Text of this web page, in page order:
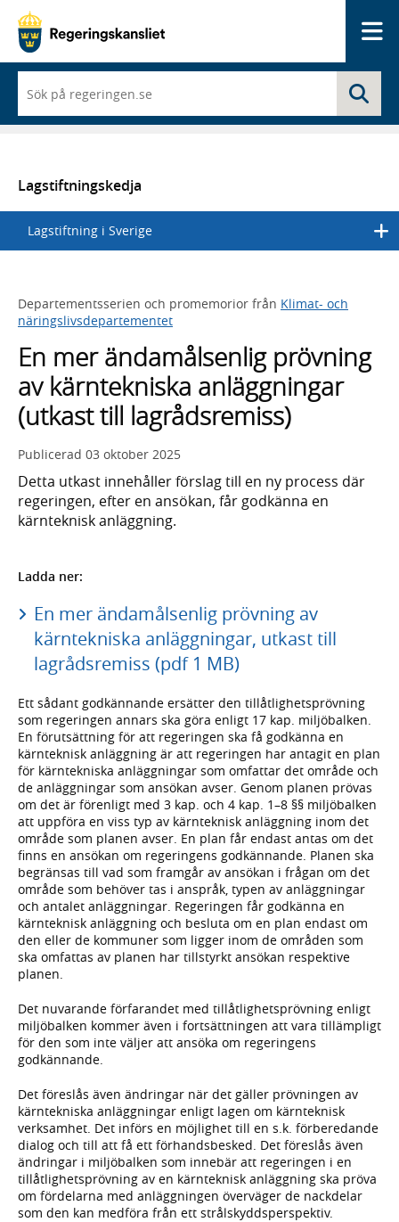
du
börjar
skriva
en
lista
med
sökförslag
Lagstiftningskedja
Lagstiftning i Sverige
Departementsserien och promemorior från Klimat- och
näringslivsdepartementet
En mer ändamålsenlig prövning
av kärntekniska anläggningar
(utkast till lagrådsremiss)
Publicerad 03 oktober 2025
Detta utkast innehåller förslag till en ny process där
regeringen, efter en ansökan, får godkänna en
kärnteknisk anläggning.
Ladda ner:
En mer ändamålsenlig prövning av
kärntekniska anläggningar, utkast till
lagrådsremiss (pdf 1 MB)
Ett sådant godkännande ersätter den tillåtlighetsprövning
som regeringen annars ska göra enligt 17 kap. miljöbalken.
En förutsättning för att regeringen ska få godkänna en
kärnteknisk anläggning är att regeringen har antagit en plan
för kärntekniska anläggningar som omfattar det område och
de anläggningar som ansökan avser. Genom planen prövas
om det är förenligt med 3 kap. och 4 kap. 1–8 §§ miljöbalken
att uppföra en viss typ av kärnteknisk anläggning inom det
område som planen avser. En plan får endast antas om det
finns en ansökan om regeringens godkännande. Planen ska
begränsas till vad som framgår av ansökan i frågan om det
område som behöver tas i anspråk, typen av anläggningar
och antalet anläggningar. Regeringen får godkänna en
kärnteknisk anläggning och besluta om en plan endast om
den eller de kommuner som ligger inom de områden som
ska omfattas av planen har tillstyrkt ansökan respektive
planen.
Det nuvarande förfarandet med tillåtlighetsprövning enligt
miljöbalken kommer även i fortsättningen att vara tillämpligt
för den som inte väljer att ansöka om regeringens
godkännande.
Det föreslås även ändringar när det gäller prövningen av
kärntekniska anläggningar enligt lagen om kärnteknisk
verksamhet. Det införs en möjlighet till en s.k. förberedande
dialog och till att få ett förhandsbesked. Det föreslås även
ändringar i miljöbalken som innebär att regeringen i en
tillåtlighetsprövning av en kärnteknisk anläggning ska pröva
om fördelarna med anläggningen överväger de nackdelar
som den kan medföra från ett strålskyddsperspektiv.